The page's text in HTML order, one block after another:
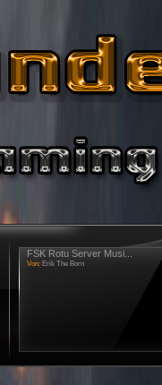
FSK Rotu Server Musi...
Von: Erik The Born